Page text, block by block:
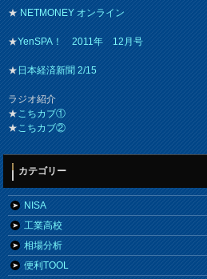
★NETMONEY オンライン
★YenSPA！ 2011年 12月号
★日本経済新聞 2/15
ラジオ紹介
★こちカブ①
★こちカブ②
カテゴリー
NISA
工業高校
相場分析
便利TOOL